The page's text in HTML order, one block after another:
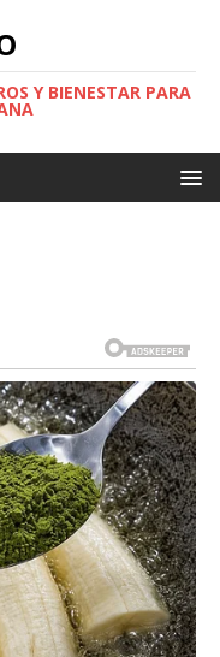
Y BIENESTAR PARA